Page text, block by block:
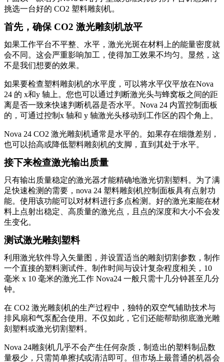
挑选一台好的 CO2 塑料雕刻机。
首先，确保 CO2 激光雕刻机放平
如果工作平台不平整、水平，激光光斑在材料上的能量密度就
会不同。这会严重影响加工，使得加工效果不均匀。显然，这
不是我们想要的效果。
如果要检查塑料雕刻机的水平度，可以将水平仪平放在Nova
24 的 x和y 轴上。您也可以通过判断激光头与蜂窝板之间的距
离是否一致来快速判断机器是否水平。Nova 24 内置控制面板
的，可通过控制x 轴和 y 轴激光头移动到工作区的四个角上。
Nova 24 CO2 激光雕刻机通常是水平的。如果存在细微差别，
也可以抬高或降低塑料雕刻机的支脚，直到其处于水平。
接下来检查激光输出质量
只有输出质量稳定的激光器才能精确地激光切割塑料。为了满
足快速检测的需要，nova 24 塑料雕刻机控制面板具有点射功
能。使用该功能可以对材料进行多点检测。好的激光束能在材
料上点射出稳定、高质量的激光点，且点的深度和大小不会发
生变化。
测试激光雕刻塑料
利用激光软件导入矢量图，并设置适当的雕刻切割参数，制作
一个直接的塑料测试件。制作时间与设计复杂程度相关，10
毫米 x 10 毫米的激光工作 Nova24 一般只需十几分钟甚至几分
钟。
在 CO2 激光雕刻机的生产过程中，独特的双空气辅助技术与
排风扇和气泵配合使用。不仅如此，它们还能帮助彻底激光雕
刻塑料或激光切割塑料。
Nova 24雕刻机几乎不会产生任何杂质，制造出的塑料制品数
量极少，只需简单擦拭或清洁即可。但市场上最普通的机器会